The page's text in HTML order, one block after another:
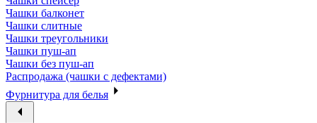
Чашки балконет
Чашки слитные
Чашки треугольники
Чашки пуш-ап
Чашки без пуш-ап
Распродажа (чашки с дефектами)
Фурнитура для белья